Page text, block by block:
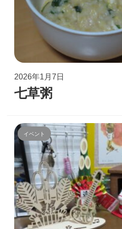
2026年1月7日
七草粥
イベント